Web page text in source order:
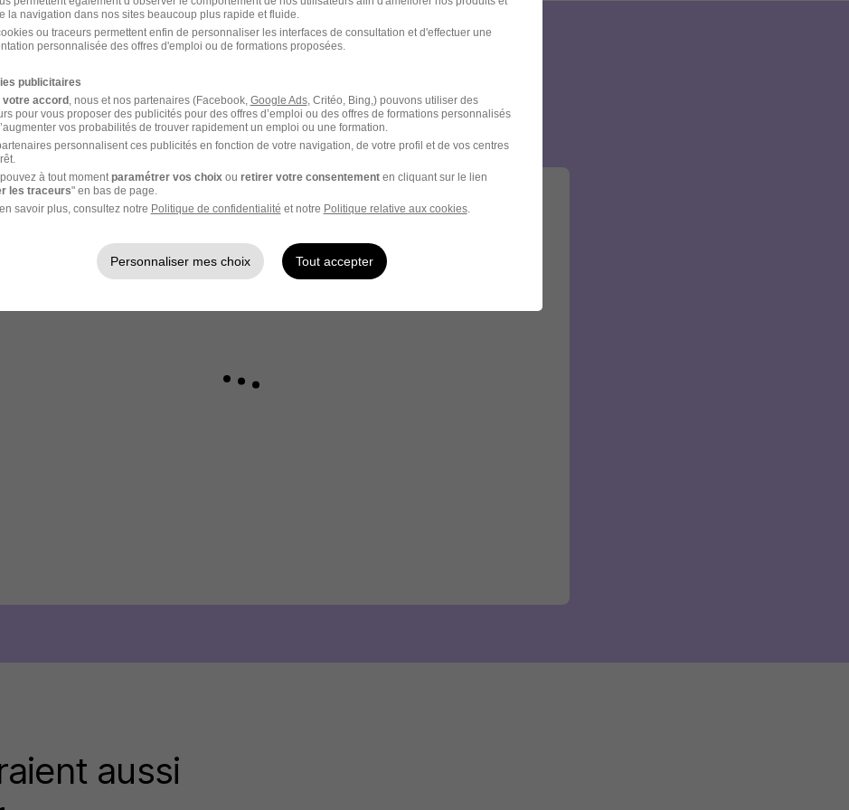
votre compte Hellowork et
votre candidature !
aussi
la navigation dans nos sites beaucoup plus rapide et fluide.
ou traceurs permettent enfin de personnaliser les interfaces de consultation et d'effectuer une
personnalisée des offres d'emploi ou de formations proposées.
publicitaires
votre accord, nous et nos partenaires (Facebook, Google Ads, Critéo, Bing,) pouvons utiliser des
pour vous proposer des publicités pour des offres d’emploi ou des offres de formations personnalisés
vos probabilités de trouver rapidement un emploi ou une formation.
personnalisent ces publicités en fonction de votre navigation, de votre profil et de vos centres
à tout moment paramétrer vos choix ou retirer votre consentementen cliquant sur le lien
les traceurs" en bas de page.
savoir plus, consultez notre Politique de confidentialité et notre Politique relative aux cookies.
Personnaliser mes choix Tout accepter